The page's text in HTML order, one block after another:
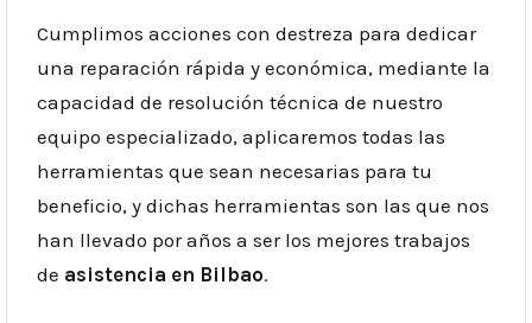
Cumplimos acciones con destreza para dedicar
una reparación rápida y económica, mediante la
capacidad de resolución técnica de nuestro
equipo especializado, aplicaremos todas las
herramientas que sean necesarias para tu
beneficio, y dichas herramientas son las que nos
han llevado por años a ser los mejores trabajos
de asistencia en Bilbao.